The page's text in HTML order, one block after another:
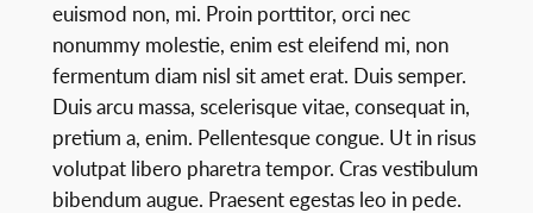
euismod non, mi. Proin porttitor, orci nec
nonummy molestie, enim est eleifend mi, non
fermentum diam nisl sit amet erat. Duis semper.
Duis arcu massa, scelerisque vitae, consequat in,
pretium a, enim. Pellentesque congue. Ut in risus
volutpat libero pharetra tempor. Cras vestibulum
bibendum augue. Praesent egestas leo in pede.